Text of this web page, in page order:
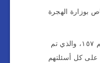
بوزارة الهجرة
الاتصال من داخل تركيا على رقم ١٥٧، والذي تم
على كل أسئلتهم